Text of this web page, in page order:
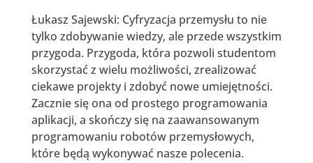
Łukasz Sajewski: Cyfryzacja przemysłu to nie
tylko zdobywanie wiedzy, ale przede wszystkim
przygoda. Przygoda, która pozwoli studentom
skorzystać z wielu możliwości, zrealizować
ciekawe projekty i zdobyć nowe umiejętności.
Zacznie się ona od prostego programowania
aplikacji, a skończy się na zaawansowanym
programowaniu robotów przemysłowych,
które będą wykonywać nasze polecenia.